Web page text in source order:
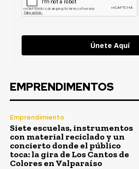
Únete Aquí
EMPRENDIMENTOS
Emprendimiento
Siete escuelas, instrumentos
con material reciclado y un
concierto donde el público
toca: la gira de Los Cantos de
Colores en Valparaíso